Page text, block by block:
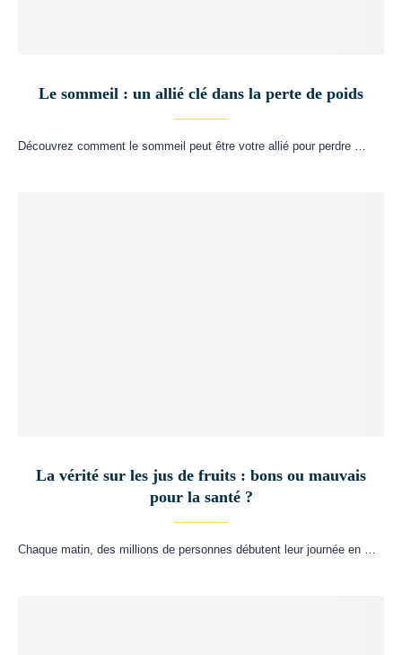
Le sommeil : un allié clé dans la perte de poids
Découvrez comment le sommeil peut être votre allié pour perdre …
La vérité sur les jus de fruits : bons ou mauvais
pour la santé ?
Chaque matin, des millions de personnes débutent leur journée en …